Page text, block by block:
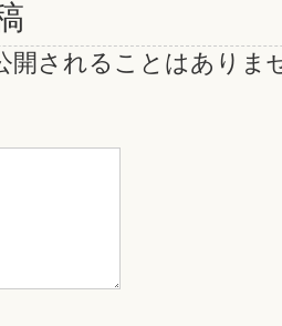
開されることはありま